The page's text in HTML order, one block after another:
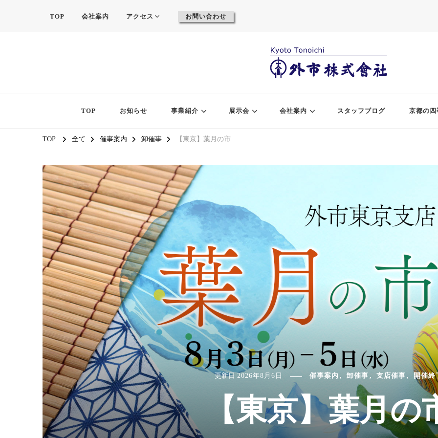
TOP 会社案内 アクセス お問い合わせ
TOP お知らせ 事業紹介 展示会 会社案内 スタッフブログ 京都の四
TOP 全て 催事案内 卸催事 【東京】葉月の市
更新日 2026年8月6日 催事案内 卸催事 支店催事 開催終
【東京】葉月の